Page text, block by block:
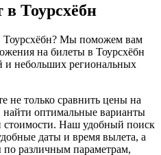
Тоурсхёбн
Тоурсхёбн? Мы поможем вам
на билеты в Тоурсхёбн
и небольших региональных
только сравнить цены на
найти оптимальные варианты
стоимости. Наш удобный поиск
даты и время вылета, а
по различным параметрам,